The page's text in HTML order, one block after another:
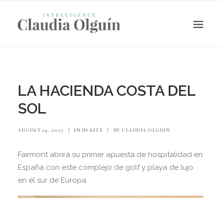
LA HACIENDA COSTA DEL
SOL
AUGUST 14, 2025 | IN IN SITE | BY CLAUDIA OLGUÍN
Fairmont abrirá su primer apuesta de hospitalidad en
España con este complejo de golf y playa de lujo
en el sur de Europa.